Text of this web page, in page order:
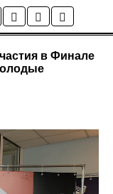
в Финале